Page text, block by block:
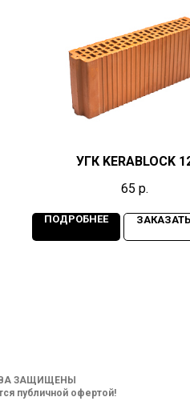
УГК KERABLOCK
65 р.
ПОДРОБНЕЕ ЗАКАЗАТЬ
ЗАЩИЩЕНЫ
публичной офертой!